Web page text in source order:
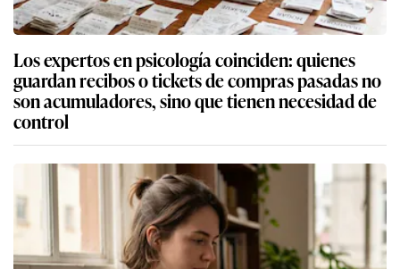
Los expertos en psicología coinciden: quienes
guardan recibos o tickets de compras pasadas no
son acumuladores, sino que tienen necesidad de
control